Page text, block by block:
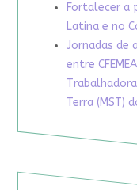
Fortalecer a
Latina e no
Jornadas de
entre
Terra (MST)